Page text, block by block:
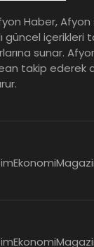
Haber,
güncel içerikleri
sunar.
takip ederek
Ekonomi
Ekonomi